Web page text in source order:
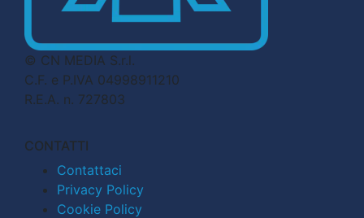
© CN MEDIA S.r.l.
C.F. e P.IVA 04998911210
R.E.A. n. 727803
CONTATTI
Contattaci
Privacy Policy
Cookie Policy